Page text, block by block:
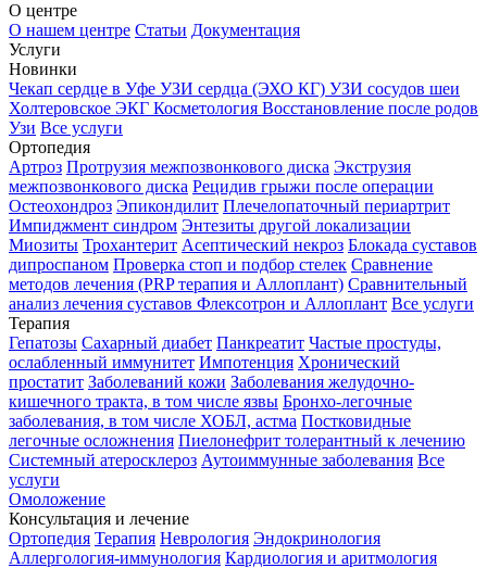
О центре
О нашем центре Статьи Документация
Услуги
Новинки
Чекап сердце в Уфе УЗИ сердца (ЭХО КГ) УЗИ сосудов шеи
Холтеровское ЭКГ Косметология Восстановление после родов
Узи Все услуги
Ортопедия
Артроз Протрузия межпозвонкового диска Экструзия
межпозвонкового диска Рецидив грыжи после операции
Остеохондроз Эпикондилит Плечелопаточный периартрит
Импиджмент синдром Энтезиты другой локализации
Миозиты Трохантерит Асептический некроз Блокада суставов
дипроспаном Проверка стоп и подбор стелек Сравнение
методов лечения (PRP терапия и Аллоплант) Сравнительный
анализ лечения суставов Флексотрон и Аллоплант Все услуги
Терапия
Гепатозы Сахарный диабет Панкреатит Частые простуды,
ослабленный иммунитет Импотенция Хронический
простатит Заболеваний кожи Заболевания желудочно-
кишечного тракта, в том числе язвы Бронхо-легочные
заболевания, в том числе ХОБЛ, астма Постковидные
легочные осложнения Пиелонефрит толерантный к лечению
Системный атеросклероз Аутоиммунные заболевания Все
услуги
Омоложение
Консультация и лечение
Ортопедия Терапия Неврология Эндокринология
Аллергология-иммунология Кардиология и аритмология